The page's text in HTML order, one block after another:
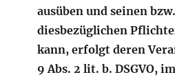
ausüben und seinen
diesbezüglichen
kann, erfolgt deren
9 Abs. 2 lit. b. DSGVO,